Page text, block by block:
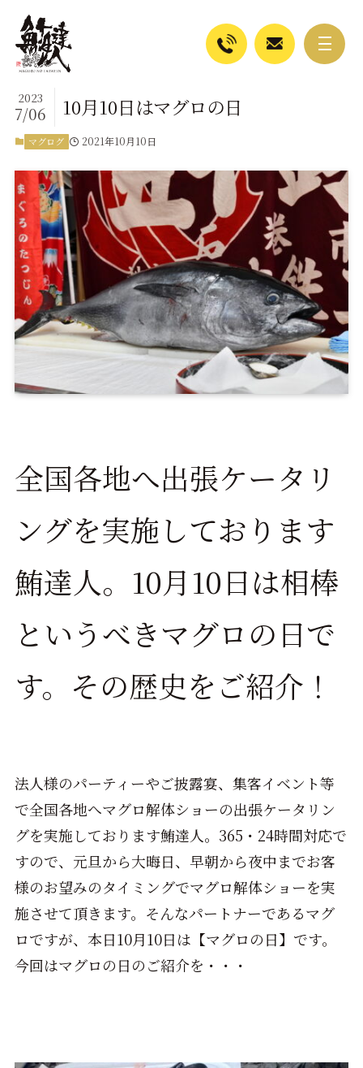
10月10日はマグロの日
2023
7/06
マグログ 2021年10月10日
全国各地へ出張ケータリ
ングを実施しております
鮪達人。10月10日は相棒
というべきマグロの日で
す。その歴史をご紹介！
法人様のパーティーやご披露宴、集客イベント等
で全国各地へマグロ解体ショーの出張ケータリン
グを実施しております鮪達人。365・24時間対応で
すので、元旦から大晦日、早朝から夜中までお客
様のお望みのタイミングでマグロ解体ショーを実
施させて頂きます。そんなパートナーであるマグ
ロですが、本日10月10日は【マグロの日】です。
今回はマグロの日のご紹介を・・・